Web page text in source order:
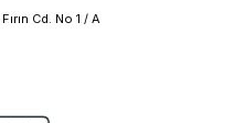
Cd. No 1 / A